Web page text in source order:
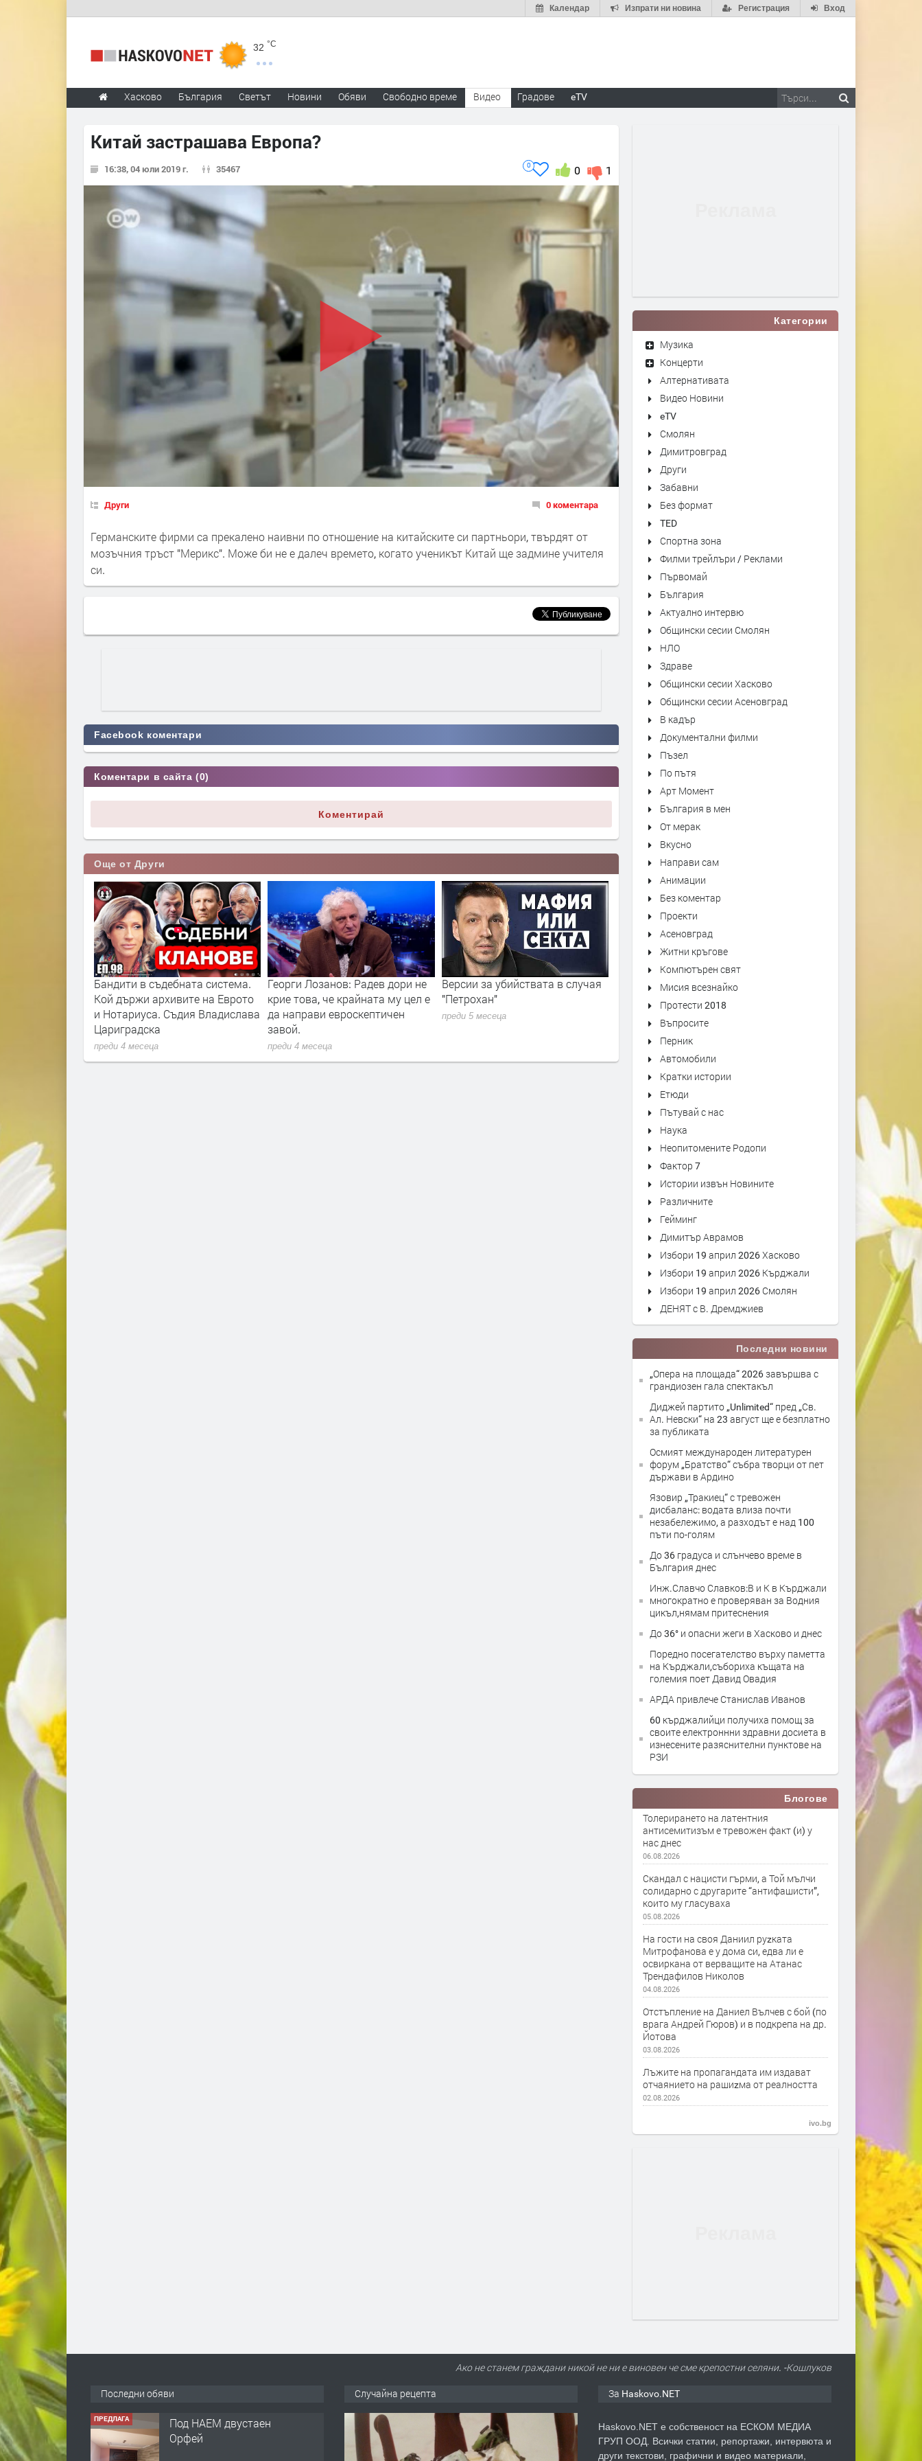
Вход
Регистрация
Изпрати ни новина
Календар
32 °C
Хасково България Светът Новини Обяви Свободно време Видео Градове eTV
Китай застрашава Европа?
16:38, 04 юли 2019 г. 35467 1
0
0
Други 0 коментара
Германските фирми са прекалено наивни по отношение на китайските си партньори, твърдят от
мозъчния тръст "Мерикс". Може би не е далеч времето, когато ученикът Китай ще задмине учителя
си.
Facebook коментари
Коментари в сайта (0)
Коментирай
Още от Други
Георги Лозанов: Радев дори не
крие това, че крайната му цел е
да направи евроскептичен
завой.
преди 4 месеца
Версии за убийствата в случая
"Петрохан"
преди 5 месеца
Президент в оставка Какво ще
прави Румен Радев
преди 6 месеца
доц Ем Занкина; с Давос
маските са свалени и е вече
ясно, че Тръмп цели да разбие
EС и ООН
преди 6 месеца
Категории
Музика
Концерти
Алтернативата
Видео Новини
eTV
Смолян
Димитровград
Други
Забавни
Без формат
TED
Спортна зона
Филми трейлъри / Реклами
Първомай
България
Актуално интервю
Общински сесии Смолян
НЛО
Здраве
Общински сесии Хасково
Общински сесии Асеновград
В кадър
Документални филми
Пъзел
По пътя
Арт Момент
България в мен
От мерак
Вкусно
Направи сам
Анимации
Без коментар
Проекти
Асеновград
Житни кръгове
Компютърен свят
Мисия всезнайко
Протести 2018
Въпросите
Перник
Автомобили
Кратки истории
Етюди
Пътувай с нас
Наука
Неопитомените Родопи
Фактор 7
Истории извън Новините
Различните
Гейминг
Димитър Аврамов
Избори 19 април 2026 Хасково
Избори 19 април 2026 Кърджали
Избори 19 април 2026 Смолян
ДЕНЯТ с В. Дремджиев
Последни новини
„Опера на площада“ 2026 завършва с
грандиозен гала спектакъл
Диджей партито „Unlimited“ пред „Св.
Ал. Невски“ на 23 август ще е безплатно
за публиката
Осмият международен литературен
форум „Братство“ събра творци от пет
държави в Ардино
Язовир „Тракиец“ с тревожен
дисбаланс: водата влиза почти
незабележимо, а разходът е над 100
пъти по-голям
До 36 градуса и слънчево време в
България днес
Инж.Славчо Славков:В и К в Кърджали
многократно е проверяван за Водния
цикъл,нямам притеснения
До 36° и опасни жеги в Хасково и днес
Поредно посегателство върху паметта
на Кърджали,събориха къщата на
големия поет Давид Овадия
АРДА привлече Станислав Иванов
60 кърджалийци получиха помощ за
своите електроннни здравни досиета в
изнесените разяснителни пунктове на
РЗИ
Блогове
Толерирането на латентния
антисемитизъм е тревожен факт (и) у
нас днес
06.08.2026
Скандал с нацисти гърми, а Той мълчи
солидарно с другарите “антифашисти”,
които му гласуваха
05.08.2026
На гости на своя Даниил руzката
Митрофанова е у дома си, едва ли е
освиркана от верващите на Атанас
Трендафилов Николов
04.08.2026
Отстъпление на Даниел Вълчев с бой (по
врага Андрей Гюров) и в подкрепа на др.
Йотова
03.08.2026
Лъжите на пропагандата им издават
отчаянието на рашиzма от реалността
02.08.2026
ivo.bg
Ако не станем граждани никой не ни е виновен че сме крепостни селяни. -Кошлуков
Последни обяви
ПРЕДЛАГА
Нов апартамент на ул.
Липа до Езикова
Случайна рецепта За Haskovo.NET
Haskovo.NET е собственост на ЕСКОМ МЕДИА
ГРУП ООД. Всички статии, репортажи, интервюта и
други текстови, графични и видео материали,